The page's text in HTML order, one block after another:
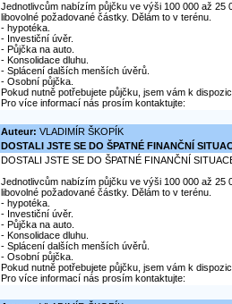
Jednotlivcům nabízím půjčku ve výši 100 000 až 25
libovolné požadované částky. Dělám to v terénu.
- hypotéka.
- Investiční úvěr.
- Půjčka na auto.
- Konsolidace dluhu.
- Splácení dalších menších úvěrů.
- Osobní půjčka.
Pokud nutně potřebujete půjčku, jsem vám k
Pro více informací nás prosím kontaktujte:
Auteur: VLADIMÍR ŠKOPÍK
DOSTALI JSTE SE DO ŠPATNÉ FINANČNÍ
DOSTALI JSTE SE DO ŠPATNÉ FINANČNÍ
Jednotlivcům nabízím půjčku ve výši 100 000 až 25
libovolné požadované částky. Dělám to v terénu.
- hypotéka.
- Investiční úvěr.
- Půjčka na auto.
- Konsolidace dluhu.
- Splácení dalších menších úvěrů.
- Osobní půjčka.
Pokud nutně potřebujete půjčku, jsem vám k
Pro více informací nás prosím kontaktujte: